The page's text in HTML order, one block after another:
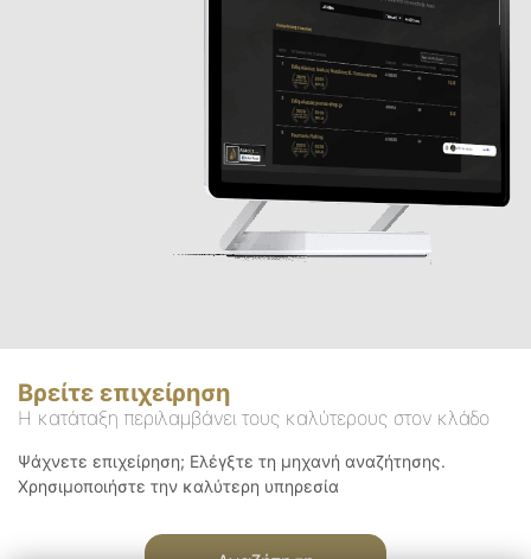
Βρείτε επιχείρηση
Η κατάταξη περιλαμβάνει τους καλύτερους στον κλάδο
Ψάχνετε επιχείρηση; Ελέγξτε τη μηχανή αναζήτησης.
Χρησιμοποιήστε την καλύτερη υπηρεσία